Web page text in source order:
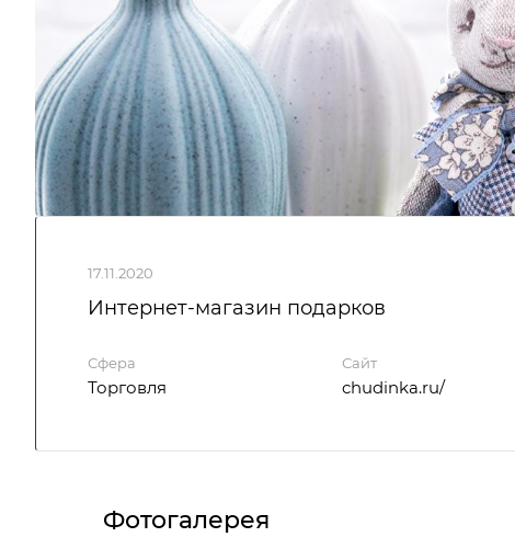
17.11.2020
Интернет-магазин подарков
Сфера
Торговля
Сайт
chudinka.ru/
Фотогалерея